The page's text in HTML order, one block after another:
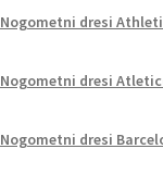
Nogometni dresi
Nogometni dresi
Nogometni dresi